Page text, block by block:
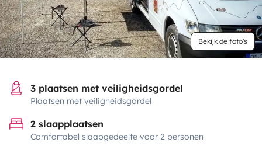
Bekijk de foto's
3 plaatsen met veiligheidsgordel
Plaatsen met veiligheidsgordel
2 slaapplaatsen
Comfortabel slaapgedeelte voor 2 personen